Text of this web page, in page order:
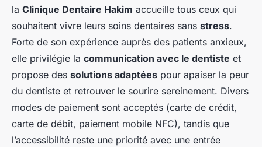
la Clinique Dentaire Hakim accueille tous ceux qui
souhaitent vivre leurs soins dentaires sans stress.
Forte de son expérience auprès des patients anxieux,
elle privilégie la communication avec le dentiste et
propose des solutions adaptées pour apaiser la peur
du dentiste et retrouver le sourire sereinement. Divers
modes de paiement sont acceptés (carte de crédit,
carte de débit, paiement mobile NFC), tandis que
l’accessibilité reste une priorité avec une entrée